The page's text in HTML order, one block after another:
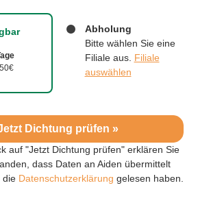
Dichtung prüfen »
auf "Jetzt Dichtung prüfen" erklären Sie
dass Daten an Aiden übermittelt
dieDatenschutzerklärung gelesen haben.
Abholung
Bitte wählen Sie eine
Filiale aus. Filiale
auswählen